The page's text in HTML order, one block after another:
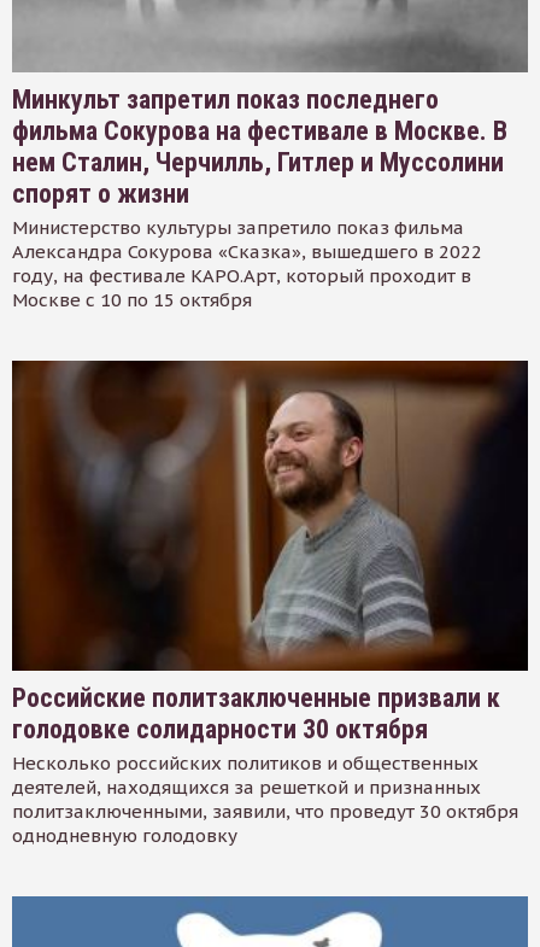
Минкульт запретил показ последнего
фильма Сокурова на фестивале в Москве. В
нем Сталин, Черчилль, Гитлер и Муссолини
спорят о жизни
Министерство культуры запретило показ фильма
Александра Сокурова «Сказка», вышедшего в 2022
году, на фестивале КАРО.Арт, который проходит в
Москве с 10 по 15 октября
Российские политзаключенные призвали к
голодовке солидарности 30 октября
Несколько российских политиков и общественных
деятелей, находящихся за решеткой и признанных
политзаключенными, заявили, что проведут 30 октября
однодневную голодовку